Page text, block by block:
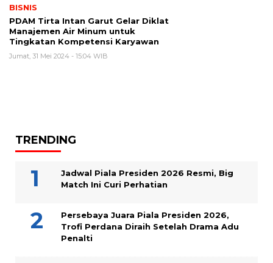
BISNIS
PDAM Tirta Intan Garut Gelar Diklat
Manajemen Air Minum untuk
Tingkatan Kompetensi Karyawan
Jumat, 31 Mei 2024 - 15:04 WIB
TRENDING
Jadwal Piala Presiden 2026 Resmi, Big
Match Ini Curi Perhatian
Persebaya Juara Piala Presiden 2026,
Trofi Perdana Diraih Setelah Drama Adu
Penalti